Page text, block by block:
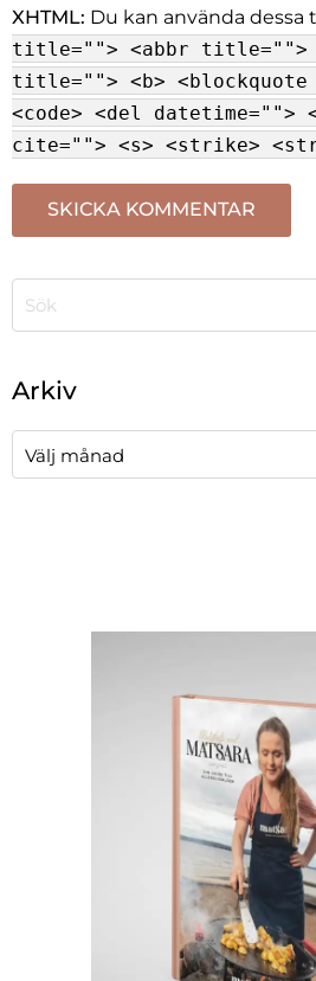
XHTML: Du kan använda dessa
title=""> <abbr title="">
title=""> <b>
<code> <del datetime="">
cite=""> <s> <strike>
Arkiv